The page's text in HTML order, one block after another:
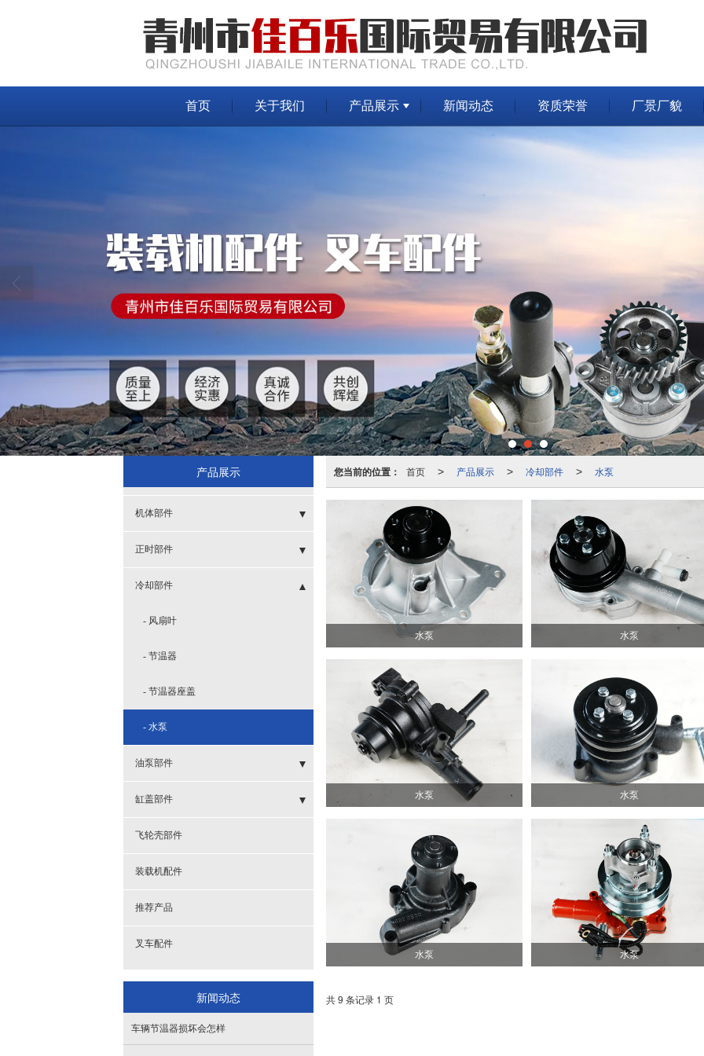
首页 关于我们 产品展示 新闻动态 资质荣誉 厂景厂貌
您当前的位置： 首页 > 产品展示 > 冷却部件 > 水泵
水泵 水泵
水泵 水泵
水泵 水泵
共 9 条记录 1 页
产品展示
机体部件
- SPT
- 缸套
- 呼吸器
- 活塞
- 活塞环
- 机体
- 滤杯
- 曲轴皮带轮
- 全车垫
- 散热器
- 油底壳
正时部件
- 齿轮
- 齿轮室及盖
- 涨紧轮
冷却部件
- 风扇叶
- 节温器
- 节温器座盖
- 水泵
油泵部件
- 高压油泵
- 管子
- 提前器
缸盖部件
- 发电机起动机
- 发电机支架调节架
- 缸盖
- 进气管
- 摇臂总成
- 油封
飞轮壳部件
装载机配件
推荐产品
叉车配件
新闻动态
车辆节温器损坏会怎样